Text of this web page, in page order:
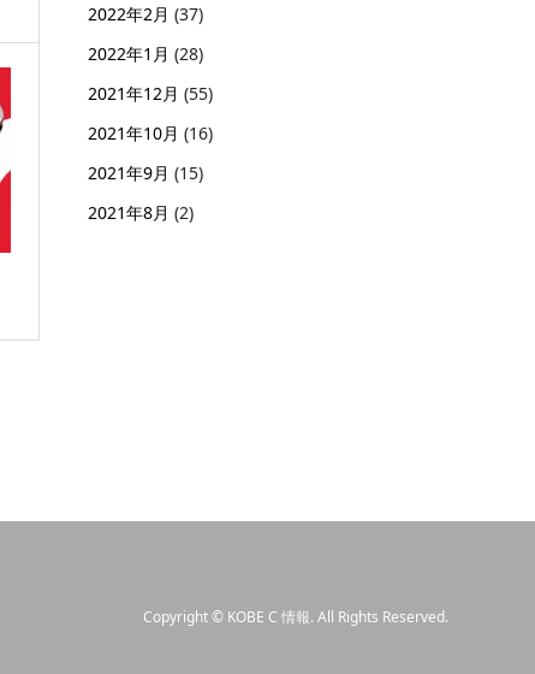
2022年2月 (37)
2022年1月 (28)
2021年12月 (55)
2021年10月 (16)
2021年9月 (15)
2021年8月 (2)
Copyright© KOBE C 情報. All Rights Reserved.